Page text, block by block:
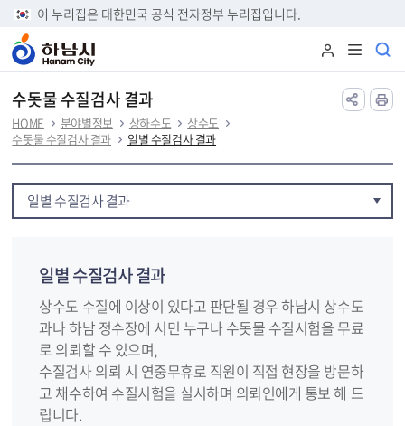
본문 바로가기
이 누리집은 대한민국 공식 전자정부 누리집입니다.
수돗물 수질검사 결과
HOME 분야별정보 상하수도
상수도
수돗물 수질검사 결과
일별 수질검사 결과
일별 수질검사 결과
일별 수질검사 결과
상수도 수질에 이상이 있다고 판단될 경우 하남시 상수도
과나 하남 정수장에 시민 누구나 수돗물 수질시험을 무료
로 의뢰할 수 있으며,
수질검사 의뢰 시 연중무휴로 직원이 직접 현장을 방문하
고 채수하여 수질시험을 실시하며 의뢰인에게 통보 해 드
립니다.